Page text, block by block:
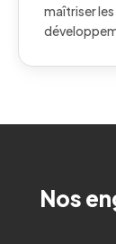
maîtriser
Nos